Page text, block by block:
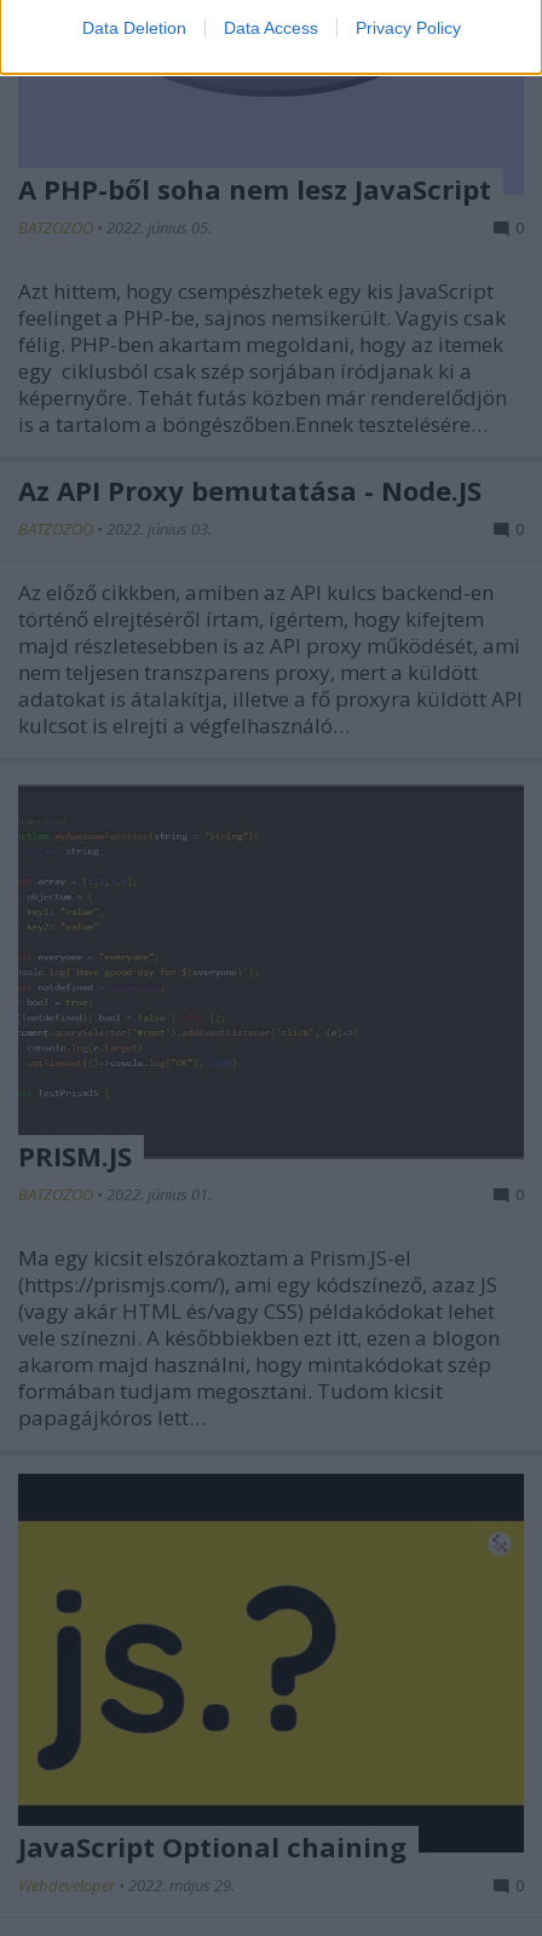
Data Deletion Data Access Privacy Policy
A PHP-ből soha nem lesz JavaScript
BATZOZOO • 2022. június 05. 0
Azt hittem, hogy csempészhetek egy kis JavaScript
feelinget a PHP-be, sajnos nemsikerült. Vagyis csak
félig. PHP-ben akartam megoldani, hogy az itemek
egy ciklusból csak szép sorjában íródjanak ki a
képernyőre. Tehát futás közben már renderelődjön
is a tartalom a böngészőben.Ennek tesztelésére…
Az API Proxy bemutatása - Node.JS
BATZOZOO • 2022. június 03. 0
Az előző cikkben, amiben az API kulcs backend-en
történő elrejtéséről írtam, ígértem, hogy kifejtem
majd részletesebben is az API proxy működését, ami
nem teljesen transzparens proxy, mert a küldött
adatokat is átalakítja, illetve a fő proxyra küldött API
kulcsot is elrejti a végfelhasználó…
PRISM.JS
BATZOZOO • 2022. június 01. 0
Ma egy kicsit elszórakoztam a Prism.JS-el
(https://prismjs.com/), ami egy kódszínező, azaz JS
(vagy akár HTML és/vagy CSS) példakódokat lehet
vele színezni. A későbbiekben ezt itt, ezen a blogon
akarom majd használni, hogy mintakódokat szép
formában tudjam megosztani. Tudom kicsit
papagájkóros lett…
JavaScript Optional chaining
Webdeveloper • 2022. május 29. 0